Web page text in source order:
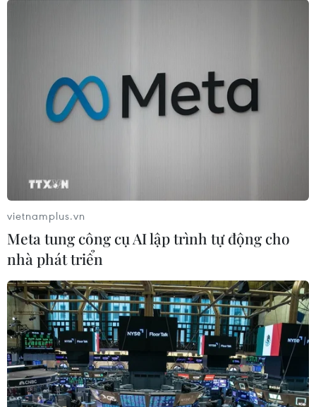
#an sinh xã hội #lao động trẻ em
Facebook Twitter Lưu bài viết Copy link
Theo dõi VietnamPlus
Bình luận
Xin vui lòng gõ tiếng Việt có dấu
Gửi bình luận
Tin liên quan
vietnamplus.vn
Meta tung công cụ AI lập trình tự động cho
nhà phát triển